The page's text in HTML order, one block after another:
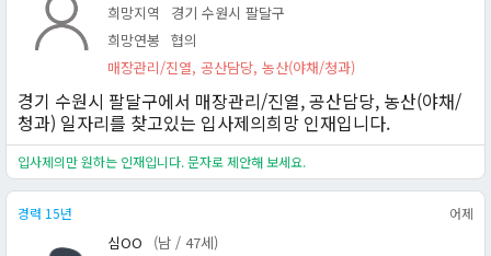
희망지역
경기 수원시 팔달구
희망연봉 협의
매장관리/진열, 공산담당, 농산(야채/청과)
경기 수원시 팔달구에서 매장관리/진열, 공산담당, 농산(야채/
청과) 일자리를 찾고있는 입사제의희망 인재입니다.
입사제의만 원하는 인재입니다. 문자로 제안해 보세요.
경력 15년 어제
심OO
(남 / 47세)